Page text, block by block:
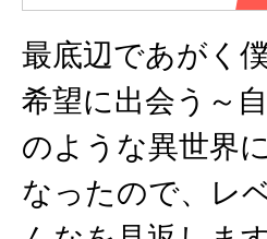
最底辺であがく
希望に出会う～
のような異世界
なったので、レ